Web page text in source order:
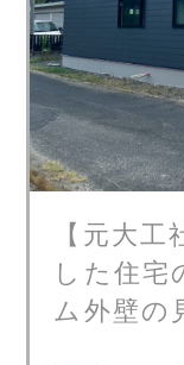
【元大
した住宅
ム外壁の